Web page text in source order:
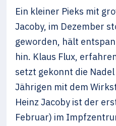
Ein kleiner Pieks mit
Jacoby, im Dezember
geworden, hält
hin. Klaus Flux,
setzt gekonnt die
Jährigen mit dem
Heinz Jacoby ist der
Februar) im